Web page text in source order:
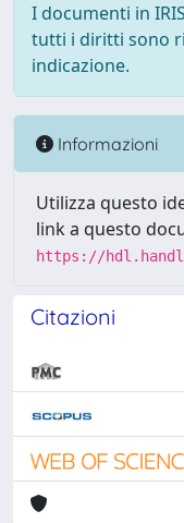
I documenti in
tutti i diritti sono
indicazione.
Informazioni
Utilizza questo
link a questo
https://
Citazioni